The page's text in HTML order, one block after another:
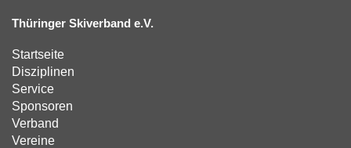
Thüringer Skiverband e.V.
Startseite
Disziplinen
Service
Sponsoren
Verband
Vereine